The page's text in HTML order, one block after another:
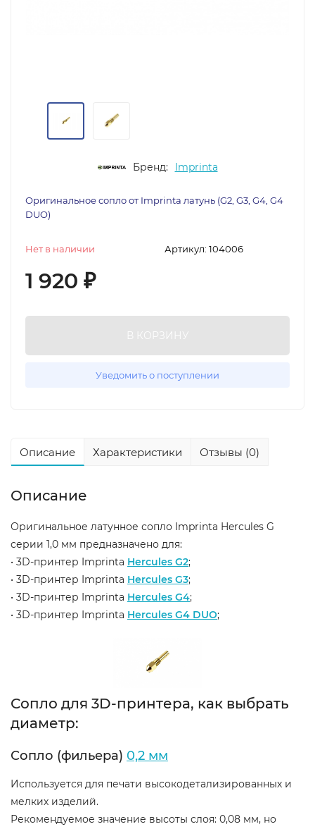
Бренд: Imprinta
Оригинальное сопло от Imprinta латунь (G2, G3, G4, G4
DUO)
Артикул: 104006
Нет в наличии
1 920 ₽
В КОРЗИНУ
Уведомить о поступлении
Описание Характеристики Отзывы (0)
Описание
Оригинальное латунное сопло Imprinta Hercules G
серии 1,0 мм предназначено для:
• 3D-принтер Imprinta Hercules G2;
• 3D-принтер Imprinta Hercules G3;
• 3D-принтер Imprinta Hercules G4;
• 3D-принтер Imprinta Hercules G4 DUO;
Сопло для 3D-принтера, как выбрать
диаметр:
Сопло (фильера) 0,2 мм
Используется для печати высокодетализированных и
мелких изделий.
Рекомендуемое значение высоты слоя: 0,08 мм, но